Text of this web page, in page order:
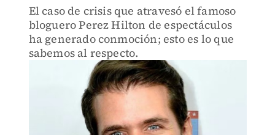
El caso de crisis que atravesó el famoso
bloguero Perez Hilton de espectáculos
ha generado conmoción; esto es lo que
sabemos al respecto.